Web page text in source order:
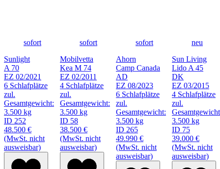
sofort
Sunlight
A 70
EZ 02/2021
6 Schlafplätze
zul.
Gesamtgewicht:
3.500 kg
ID 252
48.500 €
(MwSt. nicht
ausweisbar)
sofort
Mobilvetta
Kea M 74
EZ 02/2011
4 Schlafplätze
zul.
Gesamtgewicht:
3.500 kg
ID 58
38.500 €
(MwSt. nicht
ausweisbar)
sofort
Ahorn
Camp Canada
AD
EZ 08/2023
6 Schlafplätze
zul.
Gesamtgewicht:
3.500 kg
ID 265
49.990 €
(MwSt. nicht
ausweisbar)
neu
Sun Living
Lido A 45
DK
EZ 03/2015
4 Schlafplätze
zul.
3.500 kg
ID 75
39.000 €
(MwSt. nicht
ausweisbar)